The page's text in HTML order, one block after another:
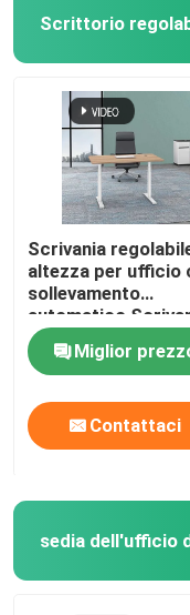
Scrivania
altezza per ufficio
sollevamento
automatico
con alzata
legnoMiglior
Contattaci
sedia dell'ufficio